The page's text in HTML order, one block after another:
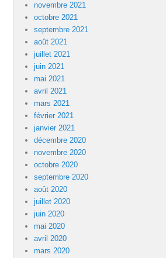
novembre 2021
octobre 2021
septembre 2021
août 2021
juillet 2021
juin 2021
mai 2021
avril 2021
mars 2021
février 2021
janvier 2021
décembre 2020
novembre 2020
octobre 2020
septembre 2020
août 2020
juillet 2020
juin 2020
mai 2020
avril 2020
mars 2020